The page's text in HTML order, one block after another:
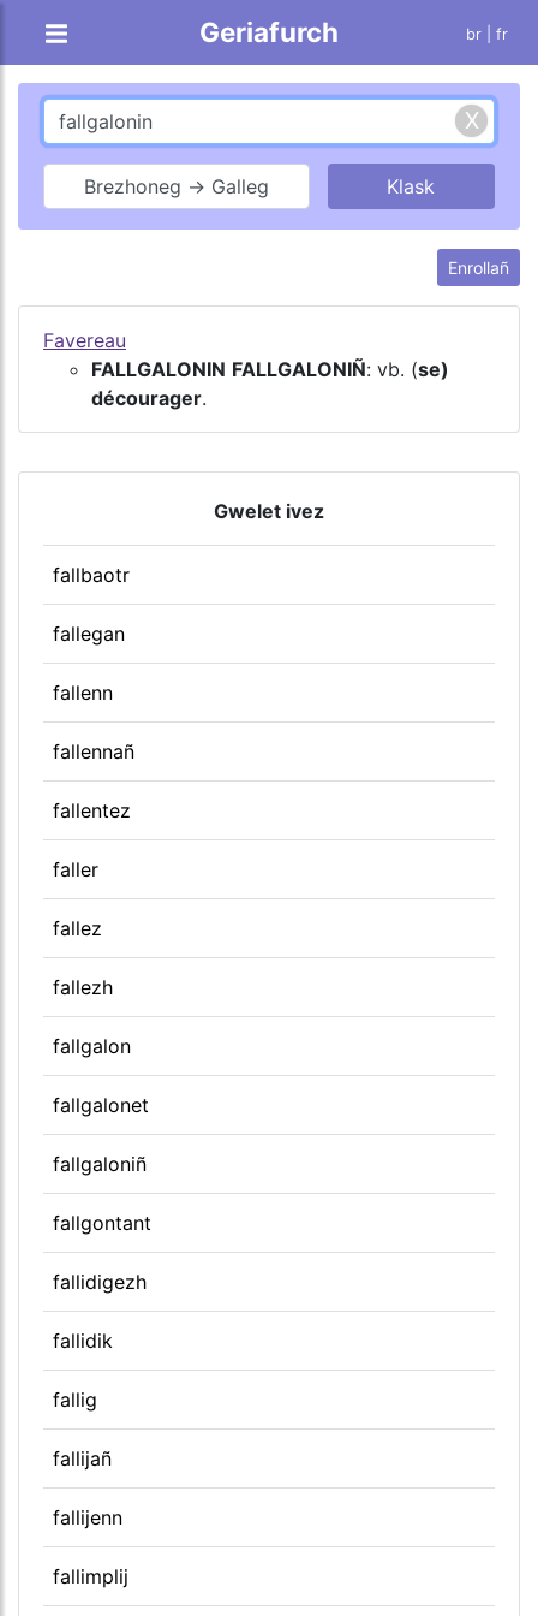
Geriafurch br | fr
Brezhoneg → Galleg
Enrollañ
Favereau
FALLGALONIN FALLGALONIÑ: vb. (se)
décourager.
Gwelet ivez
fallbaotr
fallegan
fallenn
fallennañ
fallentez
faller
fallez
fallezh
fallgalon
fallgalonet
fallgaloniñ
fallgontant
fallidigezh
fallidik
fallig
fallijañ
fallijenn
fallimplij